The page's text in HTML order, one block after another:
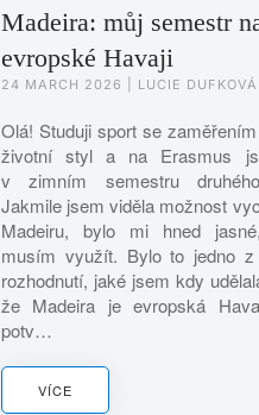
Madeira: můj semestr
evropské Havaji
24 MARCH 2026 | LUCIE DUFKOVÁ
Olá! Studuji sport se
životní styl a na Erasmus
v zimním semestru
Jakmile jsem viděla možnost
Madeiru, bylo mi hned
musím využít. Bylo to jedno z
rozhodnutí, jaké jsem kdy
že Madeira je evropská
potv…
VÍCE